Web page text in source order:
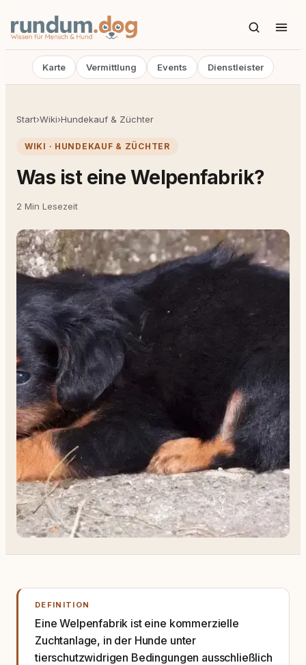
Karte Vermittlung Events Dienstleister
Start›Wiki›Hundekauf & Züchter
WIKI · HUNDEKAUF & ZÜCHTER
Was ist eine Welpenfabrik?
2 Min Lesezeit
DEFINITION
Eine Welpenfabrik ist eine kommerzielle
Zuchtanlage, in der Hunde unter
tierschutzwidrigen Bedingungen ausschließlich